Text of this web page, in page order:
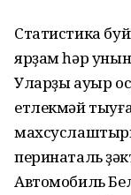
Статистика
ярҙам һәр
Уларҙы ауыр
етлекмәй
перинаталь
Автомобиль